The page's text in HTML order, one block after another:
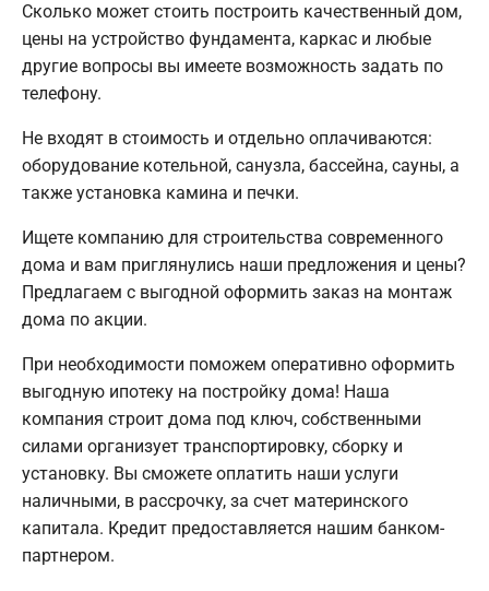
Сколько может стоить построить качественный дом,
цены на устройство фундамента, каркас и любые
другие вопросы вы имеете возможность задать по
телефону.
Не входят в стоимость и отдельно оплачиваются:
оборудование котельной, санузла, бассейна, сауны, а
также установка камина и печки.
Ищете компанию для строительства современного
дома и вам приглянулись наши предложения и цены?
Предлагаем с выгодной оформить заказ на монтаж
дома по акции.
При необходимости поможем оперативно оформить
выгодную ипотеку на постройку дома! Наша
компания строит дома под ключ, собственными
силами организует транспортировку, сборку и
установку. Вы сможете оплатить наши услуги
наличными, в рассрочку, за счет материнского
капитала. Кредит предоставляется нашим банком-
партнером.